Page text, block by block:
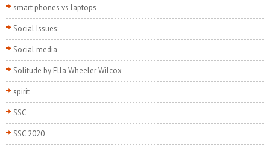
smart phones vs laptops
Social Issues:
Social media
Solitude by Ella Wheeler Wilcox
spirit
SSC
SSC 2020